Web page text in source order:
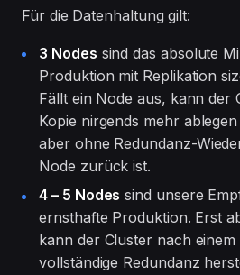
Für die Datenhaltung gilt:
3 Nodes sind das absolute
Produktion mit Replikation
Fällt ein Node aus, kann der
Kopie nirgends mehr
aber ohne Redundanz-
Node zurück ist.
4 – 5 Nodes sind unsere
ernsthafte Produktion. Erst
kann der Cluster nach
vollständige Redundanz